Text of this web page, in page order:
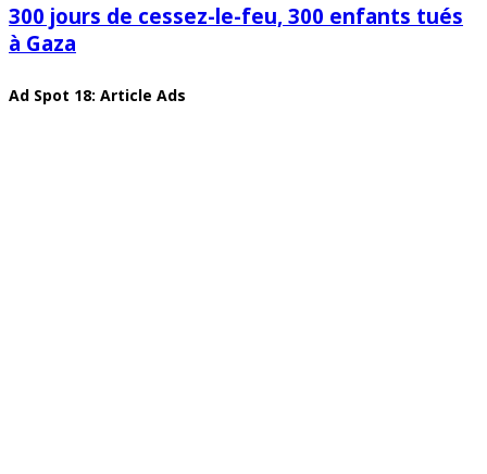
300 jours de cessez-le-feu, 300 enfants tués
à Gaza
Ad Spot 18: Article Ads